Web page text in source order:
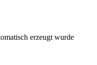
erzeugt wurde